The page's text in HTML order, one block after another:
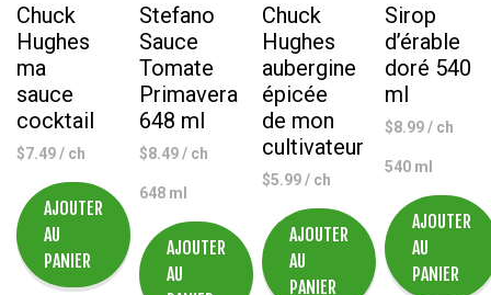
g
Chuck
Hughes
ma
sauce
cocktail
$7.49/ ch
AJOUTER
AU
PANIER
Stefano
Sauce
Tomate
Primavera
648 ml
$8.49/ ch
648 ml
AJOUTER
AU
Chuck
Hughes
aubergine
épicée
de mon
cultivateur
$5.99/ ch
AJOUTER
AU
PANIER
Sirop
d’érable
doré 540
ml
$8.99/ ch
540 ml
AJOUTER
AU
PANIER